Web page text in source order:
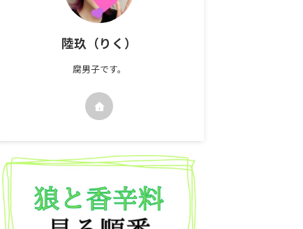
陸玖（りく）
腐男子です。